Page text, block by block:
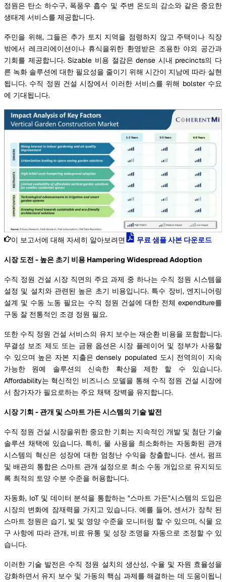
정원은 탄소 하수구, 폭풍우 흡수 및 주변 온도의 감소와 같은 중요한
생태계 서비스를 제공합니다.
주민을 위해, 그들은 추가 토지 지역을 점령하지 않고 주택이나 직장
밖에서 레크리에이션이나 휴식을위한 환영받은 조용한 야외 공간과
기회를 제공합니다. Sizable 비용 절감은 dense 시내 precincts의 다
른 녹화 솔루션에 대한 필요성을 줄이기 위해 시간이 지남에 따라 실현
됩니다. 수직 정원 건설 시장에서 이러한 서비스를 위해 bolster 수요
에 기대됩니다.
이 보고서에 대해 자세히 알아보려면 무료 샘플 사본 다운로드
시장 도전 - 높은 초기 비용 Hampering Widespread Adoption
수직 정원 건설 시장 직면의 주요 과제 중 하나는 수직 정원 시스템을
설정 및 설치와 관련된 높은 초기 비용입니다. 특수 장비, 엔지니어링
설계 및 수동 노동 필요는 수직 정원 건설에 대한 전체 expenditure를
구동 잘 전통적인 조경 정원 필요.
또한 수직 정원 건설 서비스의 유지 보수는 재순환 비용을 포함합니다.
무결성 보조 제도 또는 금융 옵션은 시장 플레이어 및 정부가 사용할
수 있으며 높은 자본 지출은 densely populated 도시 전역의이 지속
가능한 원예 솔루션의 신속한 확산을 제한 할 수 있습니다.
Affordability는 혁신적인 비즈니스 모델을 통해 수직 정원 건설 시장에
서 참가자가 필요로하는 주요 채택 장벽을 유지합니다.
시장 기회 - 관개 및 스마트 가든 시스템의 기술 발전
수직 정원 건설 시장을위한 중요한 기회는 지속적인 개발 및 첨단 기술
솔루션 채택에 있습니다. 특히, 물 사용을 최소화하는 자동화된 관개
시스템의 혁신은 성장에 대한 엄청난 수익을 창출합니다. 센서, 펌프
및 배관의 통합은 스마트 관개 설정으로 최소 수동 개입으로 유지되도
록 최적의 토양 수분 수준을 허용합니다.
자동화, IoT 및 데이터 분석을 통합하는 "스마트 가든"시스템의 도입은
시장의 변화에 잠재력을 가지고 있습니다. 예를 들어, 센서가 장착 된
스마트 정원은 습기, 빛 및 영양 수준을 모니터링 할 수 있으며, 식물 요
구 사항에 따라 관개, 비료 유통 및 성장 조명을 자동으로 조정할 수 있
습니다.
이러한 기술 발전은 수직 정원 설치의 생산성, 수율 및 자원 효율성을
강화하면서 유지 보수 및 가동의 핵심 과제를 해결하는 데 도움이됩니